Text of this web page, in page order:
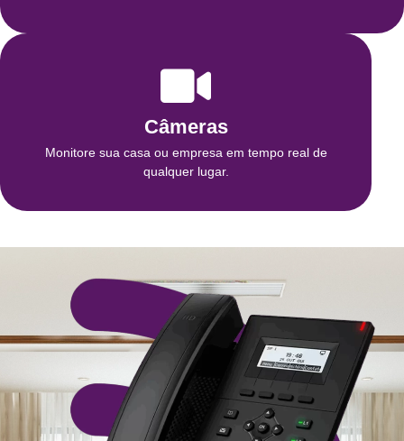
Câmeras
Monitore sua casa ou empresa em tempo real de
qualquer lugar.